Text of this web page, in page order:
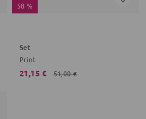
58 %
Set
Print
21,15 € 51,00 €